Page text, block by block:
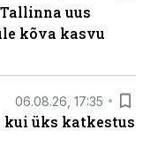
uus
kõva kasvu
06.08.26, 17:35
kui üks katkestus